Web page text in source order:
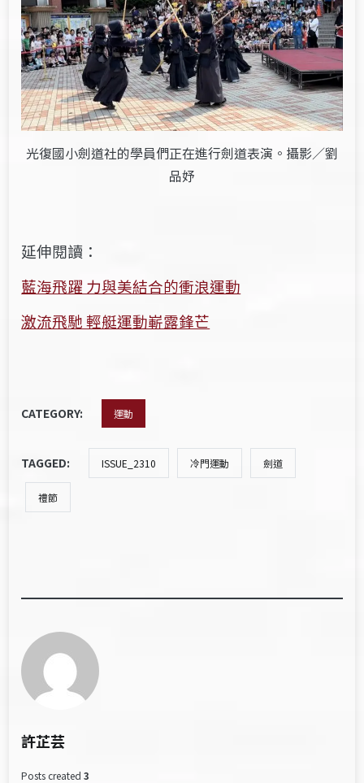
光復國小劍道社的學員們正在進行劍道表演。攝影／劉
品妤
延伸閱讀：
藍海飛躍 力與美結合的衝浪運動
激流飛馳 輕艇運動嶄露鋒芒
CATEGORY: 運動
TAGGED: ISSUE_2310 冷門運動 劍道
禮節
許芷芸
Posts created 3